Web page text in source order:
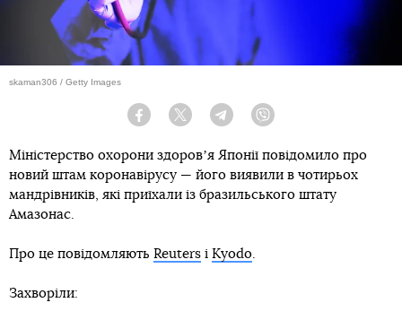
skaman306 / Getty Images
Facebook Twitter Telegram
Міністерство охорони здоровʼя Японії повідомило про
новий штам коронавірусу — його виявили в чотирьох
мандрівників, які приїхали із бразильського штату
Амазонас.
Про це повідомляють Reuters і Kyodo
Захворіли: